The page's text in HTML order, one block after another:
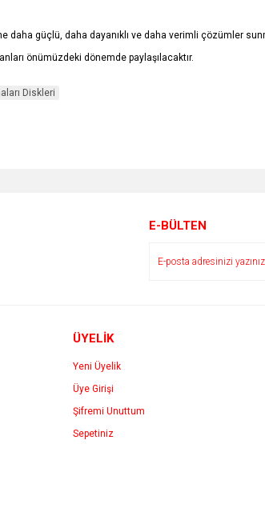
güçlü, daha dayanıklı ve daha verimli çözümler
önümüzdeki dönemde paylaşılacaktır.
Diskleri
E-BÜLTEN
ÜYELİK
Yeni Üyelik
Üye Girişi
Şifremi Unuttum
Sepetiniz